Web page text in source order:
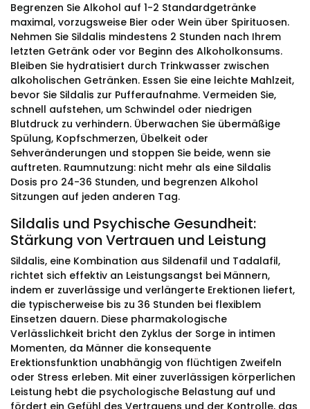
Begrenzen Sie Alkohol auf 1-2 Standardgetränke
maximal, vorzugsweise Bier oder Wein über Spirituosen.
Nehmen Sie Sildalis mindestens 2 Stunden nach Ihrem
letzten Getränk oder vor Beginn des Alkoholkonsums.
Bleiben Sie hydratisiert durch Trinkwasser zwischen
alkoholischen Getränken. Essen Sie eine leichte Mahlzeit,
bevor Sie Sildalis zur Pufferaufnahme. Vermeiden Sie,
schnell aufstehen, um Schwindel oder niedrigen
Blutdruck zu verhindern. Überwachen Sie übermäßige
Spülung, Kopfschmerzen, Übelkeit oder
Sehveränderungen und stoppen Sie beide, wenn sie
auftreten. Raumnutzung: nicht mehr als eine Sildalis
Dosis pro 24-36 Stunden, und begrenzen Alkohol
Sitzungen auf jeden anderen Tag.
Sildalis und Psychische Gesundheit:
Stärkung von Vertrauen und Leistung
Sildalis, eine Kombination aus Sildenafil und Tadalafil,
richtet sich effektiv an Leistungsangst bei Männern,
indem er zuverlässige und verlängerte Erektionen liefert,
die typischerweise bis zu 36 Stunden bei flexiblem
Einsetzen dauern. Diese pharmakologische
Verlässlichkeit bricht den Zyklus der Sorge in intimen
Momenten, da Männer die konsequente
Erektionsfunktion unabhängig von flüchtigen Zweifeln
oder Stress erleben. Mit einer zuverlässigen körperlichen
Leistung hebt die psychologische Belastung auf und
fördert ein Gefühl des Vertrauens und der Kontrolle, das